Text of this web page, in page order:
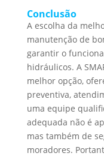
Conclusão
A escolha da
manutenção de
garantir o
hidráulicos. A
melhor opção,
preventiva,
uma equipe
adequada não é
mas também de
moradores.